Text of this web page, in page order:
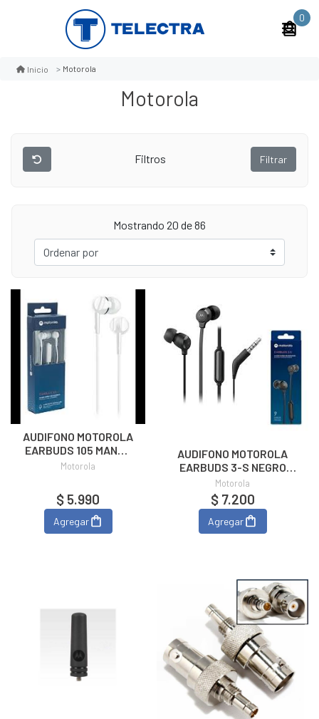
0
Inicio Motorola
Motorola
Filtros Filtrar
Mostrando 20 de 86
AUDIFONO MOTOROLA
EARBUDS 105 MANOS
LIBRE BLANCO
Motorola
$ 5.990
Agregar
AUDIFONO MOTOROLA
EARBUDS 3-S NEGRO
MANOS LIBRE
Motorola
$ 7.200
Agregar